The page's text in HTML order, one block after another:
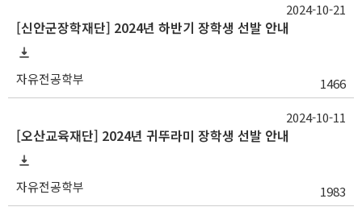
[신안군장학재단] 2024년 하반기 장학생 선발 안내
자유전공학부 1466
2024-10-21
[오산교육재단] 2024년 귀뚜라미 장학생 선발 안내
자유전공학부 1983
2024-10-11